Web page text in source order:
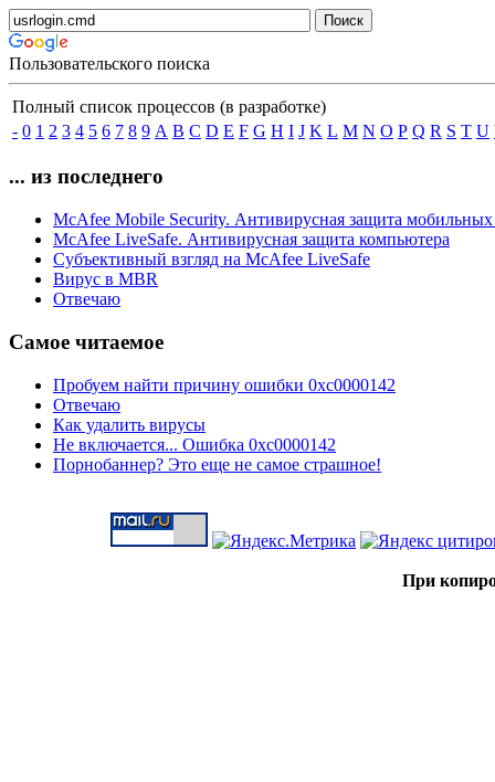
Пользовательского поиска
Полный список процессов (в разработке)
- 0 1 2 3 4 5 6 7 8 9 A B C D E F G H I J K L M N O P Q R S T U
... из последнего
McAfee Mobile Security. Антивирусная защита мобильных
McAfee LiveSafe. Антивирусная защита компьютера
Субъективный взгляд на McAfee LiveSafe
Вирус в MBR
Отвечаю
Самое читаемое
Пробуем найти причину ошибки 0xc0000142
Отвечаю
Как удалить вирусы
Не включается... Ошибка 0xc0000142
Порнобаннер? Это еще не самое страшное!
При